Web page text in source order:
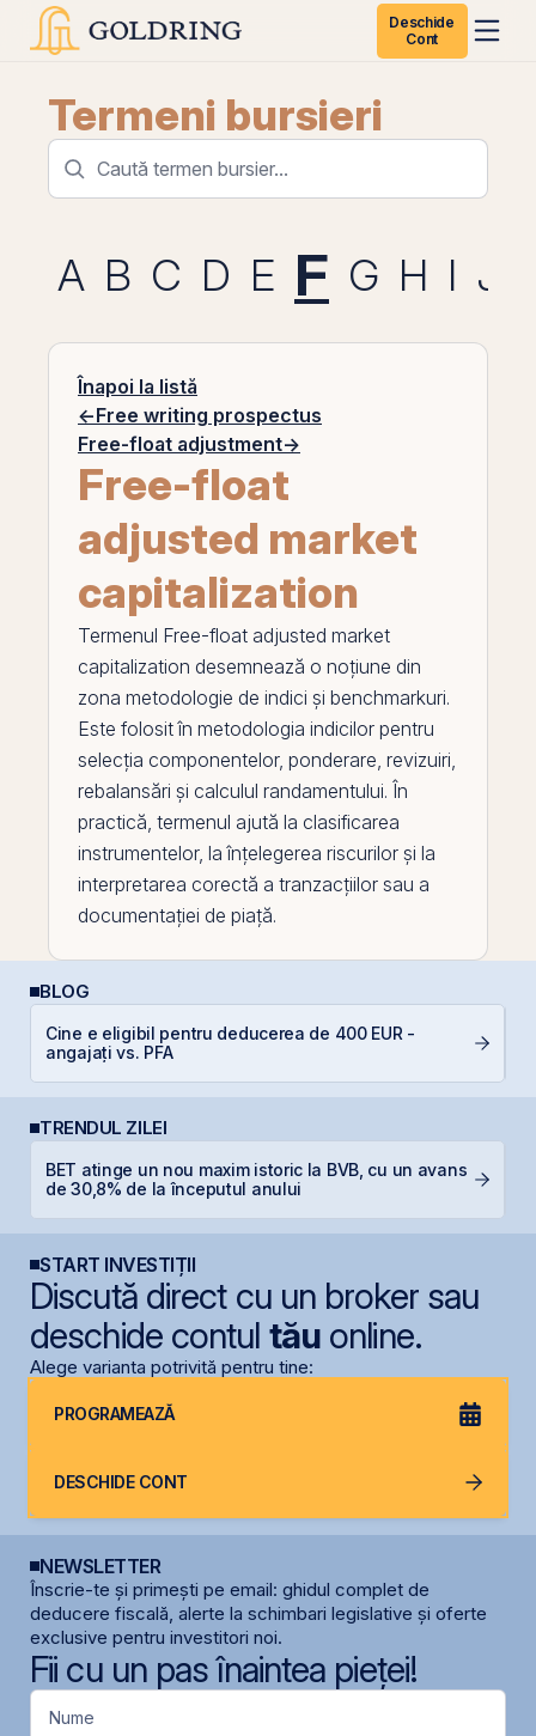
Deschide
Cont
Termeni bursieri
A B C D E F G H I J
Înapoi la listă
←Free writing prospectus
Free-float adjustment→
Free-float
adjusted market
capitalization
Termenul Free-float adjusted market
capitalization desemnează o noțiune din
zona metodologie de indici și benchmarkuri.
Este folosit în metodologia indicilor pentru
selecția componentelor, ponderare, revizuiri,
rebalansări și calculul randamentului. În
practică, termenul ajută la clasificarea
instrumentelor, la înțelegerea riscurilor și la
interpretarea corectă a tranzacțiilor sau a
documentației de piață.
BLOG
Cine e eligibil pentru deducerea de 400 EUR -
angajați vs. PFA
TRENDUL ZILEI
BET atinge un nou maxim istoric la BVB, cu un avans
de 30,8% de la începutul anului
START INVESTIȚII
Discută direct cu un broker sau
deschide contul tăuonline.
Alege varianta potrivită pentru tine:
PROGRAMEAZĂ
DESCHIDE CONT
NEWSLETTER
Înscrie-te și primești pe email: ghidul complet de
deducere fiscală, alerte la schimbari legislative și oferte
exclusive pentru investitori noi.
Fii cu un pas înaintea pieței!
Nume